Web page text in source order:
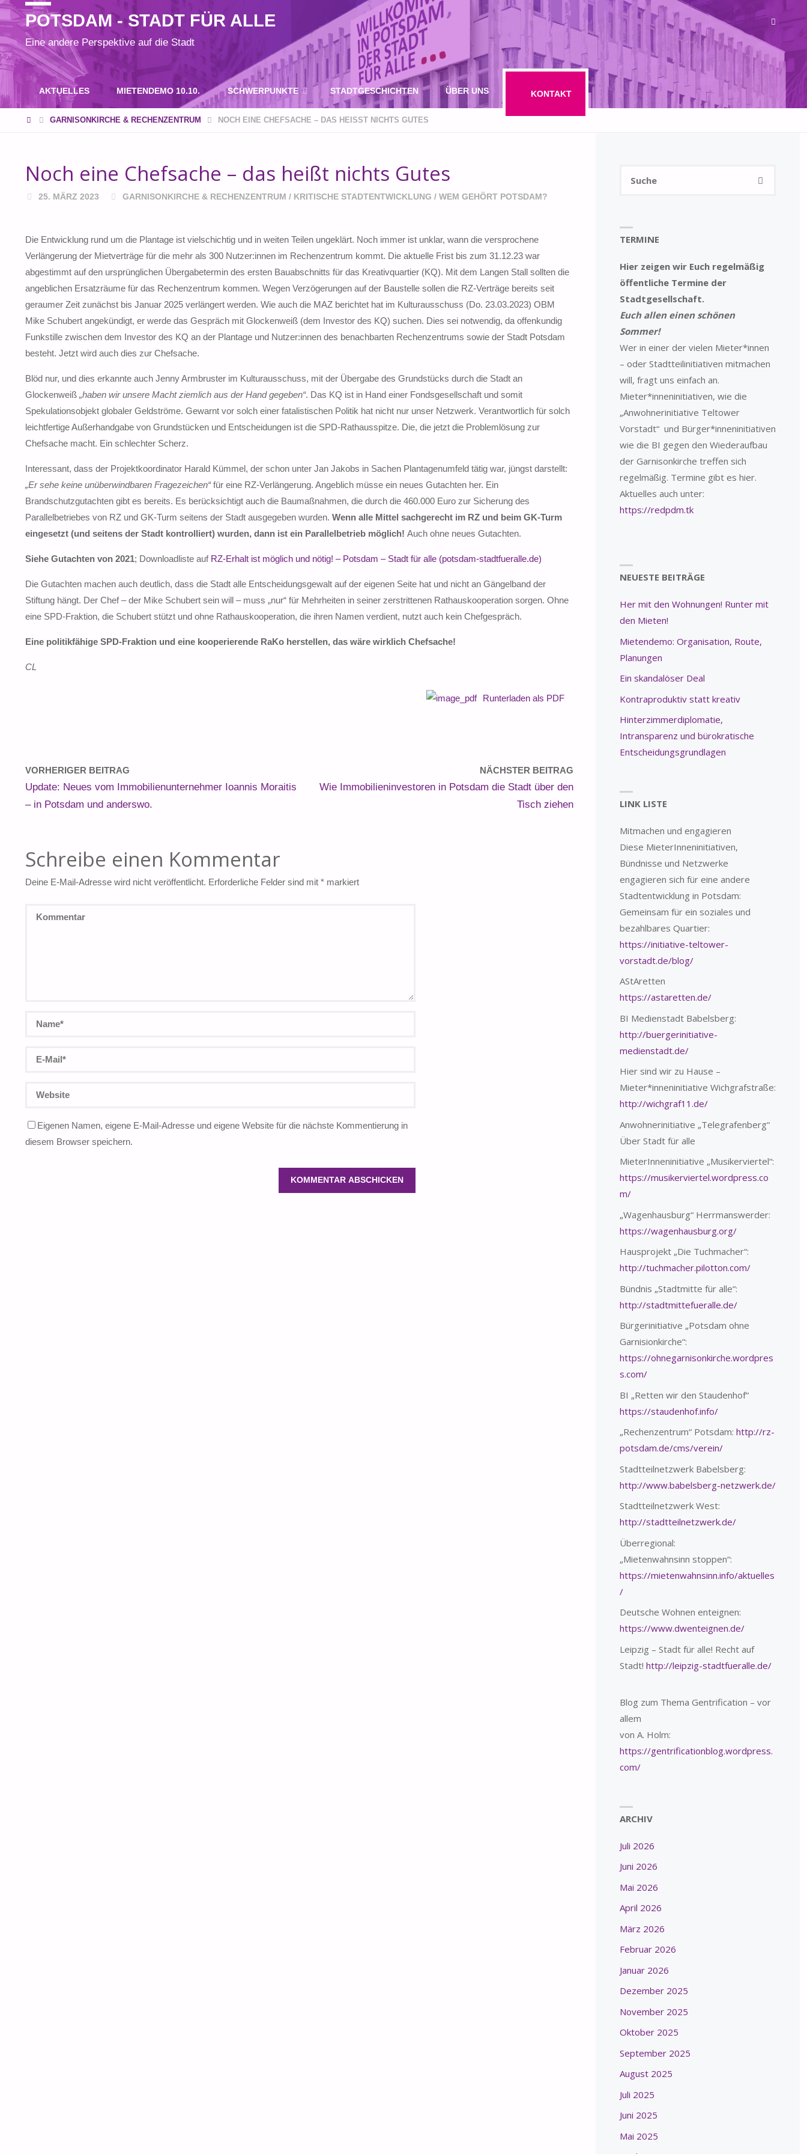
POTSDAM - STADT FÜR ALLE
Eine andere Perspektive auf die Stadt
Inhalt
AKTUELLES MIETENDEMO 10.10. SCHWERPUNKTE STADTGESCHICHTEN ÜBER UNS KONTAKT
STARTGARNISONKIRCHE & RECHENZENTRUM NOCH EINE CHEFSACHE – DAS HEISST NICHTS GUTES
Noch eine Chefsache – das heißt nichts Gutes
25. MÄRZ 2023 GARNISONKIRCHE & RECHENZENTRUM / KRITISCHE STADTENTWICKLUNG / WEM GEHÖRT POTSDAM?
Die Entwicklung rund um die Plantage ist vielschichtig und in weiten Teilen ungeklärt. Noch immer ist unklar, wann die versprochene
Verlängerung der Mietverträge für die mehr als 300 Nutzer:innen im Rechenzentrum kommt. Die aktuelle Frist bis zum 31.12.23 war
abgestimmt auf den ursprünglichen Übergabetermin des ersten Bauabschnitts für das Kreativquartier (KQ). Mit dem Langen Stall sollten die
angeblichen Ersatzräume für das Rechenzentrum kommen. Wegen Verzögerungen auf der Baustelle sollen die RZ-Verträge bereits seit
geraumer Zeit zunächst bis Januar 2025 verlängert werden. Wie auch die MAZ berichtet hat im Kulturausschuss (Do. 23.03.2023) OBM
Mike Schubert angekündigt, er werde das Gespräch mit Glockenweiß (dem Investor des KQ) suchen. Dies sei notwendig, da offenkundig
Funkstille zwischen dem Investor des KQ an der Plantage und Nutzer:innen des benachbarten Rechenzentrums sowie der Stadt Potsdam
besteht. Jetzt wird auch dies zur Chefsache.
Blöd nur, und dies erkannte auch Jenny Armbruster im Kulturausschuss, mit der Übergabe des Grundstücks durch die Stadt an
Glockenweiß „haben wir unsere Macht ziemlich aus der Hand gegeben“. Das KQ ist in Hand einer Fondsgesellschaft und somit
Spekulationsobjekt globaler Geldströme. Gewarnt vor solch einer fatalistischen Politik hat nicht nur unser Netzwerk. Verantwortlich für solch
leichtfertige Außerhandgabe von Grundstücken und Entscheidungen ist die SPD-Rathausspitze. Die, die jetzt die Problemlösung zur
Chefsache macht. Ein schlechter Scherz.
Interessant, dass der Projektkoordinator Harald Kümmel, der schon unter Jan Jakobs in Sachen Plantagenumfeld tätig war, jüngst darstellt:
„Er sehe keine unüberwindbaren Fragezeichen“für eine RZ-Verlängerung. Angeblich müsse ein neues Gutachten her. Ein
Brandschutzgutachten gibt es bereits. Es berücksichtigt auch die Baumaßnahmen, die durch die 460.000 Euro zur Sicherung des
Parallelbetriebes von RZ und GK-Turm seitens der Stadt ausgegeben wurden. Wenn alle Mittel sachgerecht im RZ und beim GK-Turm
eingesetzt (und seitens der Stadt kontrolliert) wurden, dann ist ein Parallelbetrieb möglich! Auch ohne neues Gutachten.
Siehe Gutachten von 2021; Downloadliste auf RZ-Erhalt ist möglich und nötig! – Potsdam – Stadt für alle (potsdam-stadtfueralle.de)
Die Gutachten machen auch deutlich, dass die Stadt alle Entscheidungsgewalt auf der eigenen Seite hat und nicht an Gängelband der
Stiftung hängt. Der Chef – der Mike Schubert sein will – muss „nur“ für Mehrheiten in seiner zerstrittenen Rathauskooperation sorgen. Ohne
eine SPD-Fraktion, die Schubert stützt und ohne Rathauskooperation, die ihren Namen verdient, nutzt auch kein Chefgespräch.
Eine politikfähige SPD-Fraktion und eine kooperierende RaKo herstellen, das wäre wirklich Chefsache!
CL
Runterladen als PDF
VORHERIGER BEITRAG
Update: Neues vom Immobilienunternehmer Ioannis Moraitis
– in Potsdam und anderswo.
NÄCHSTER BEITRAG
Wie Immobilieninvestoren in Potsdam die Stadt über den
Tisch ziehen
Schreibe einen Kommentar
Deine E-Mail-Adresse wird nicht veröffentlicht. Erforderliche Felder sind mit * markiert
Eigenen Namen, eigene E-Mail-Adresse und eigene Website für die nächste Kommentierung in
diesem Browser speichern.
SUCHE
TERMINE
Hier zeigen wir Euch regelmäßig
öffentliche Termine der
Stadtgesellschaft.
Euch allen einen schönen
Sommer!
Wer in einer der vielen Mieter*innen
– oder Stadtteilinitiativen mitmachen
will, fragt uns einfach an.
Mieter*inneninitiativen, wie die
„Anwohnerinitiative Teltower
Vorstadt“ und Bürger*inneninitiativen
wie die BI gegen den Wiederaufbau
der Garnisonkirche treffen sich
regelmäßig. Termine gibt es hier.
Aktuelles auch unter:
https://redpdm.tk
NEUESTE BEITRÄGE
Her mit den Wohnungen! Runter mit
den Mieten!
Mietendemo: Organisation, Route,
Planungen
Ein skandalöser Deal
Kontraproduktiv statt kreativ
Hinterzimmerdiplomatie,
Intransparenz und bürokratische
Entscheidungsgrundlagen
LINK LISTE
Mitmachen und engagieren
Diese MieterInneninitiativen,
Bündnisse und Netzwerke
engagieren sich für eine andere
Stadtentwicklung in Potsdam:
Gemeinsam für ein soziales und
bezahlbares Quartier:
https://initiative-teltower-
vorstadt.de/blog/
AStAretten
https://astaretten.de/
BI Medienstadt Babelsberg:
http://buergerinitiative-
medienstadt.de/
Hier sind wir zu Hause –
Mieter*inneninitiative Wichgrafstraße:
http://wichgraf11.de/
Anwohnerinitiative „Telegrafenberg“
Über Stadt für alle
MieterInneninitiative „Musikerviertel“:
https://musikerviertel.wordpress.co
m/
„Wagenhausburg“ Herrmanswerder:
https://wagenhausburg.org/
Hausprojekt „Die Tuchmacher“:
http://tuchmacher.pilotton.com/
Bündnis „Stadtmitte für alle“:
http://stadtmittefueralle.de/
Bürgerinitiative „Potsdam ohne
Garnisionkirche“:
https://ohnegarnisonkirche.wordpres
s.com/
BI „Retten wir den Staudenhof“
https://staudenhof.info/
„Rechenzentrum“ Potsdam: http://rz-
potsdam.de/cms/verein/
Stadtteilnetzwerk Babelsberg:
http://www.babelsberg-netzwerk.de/
Stadtteilnetzwerk West:
http://stadtteilnetzwerk.de/
Überregional:
„Mietenwahnsinn stoppen“:
https://mietenwahnsinn.info/aktuelles
/
Deutsche Wohnen enteignen:
https://www.dwenteignen.de/
Leipzig – Stadt für alle! Recht auf
Stadt! http://leipzig-stadtfueralle.de/
Blog zum Thema Gentrification – vor
allem
von A. Holm:
https://gentrificationblog.wordpress.
com/
ARCHIV
Juli 2026
Juni 2026
Mai 2026
April 2026
März 2026
Februar 2026
Januar 2026
Dezember 2025
November 2025
Oktober 2025
September 2025
August 2025
Juli 2025
Juni 2025
Mai 2025